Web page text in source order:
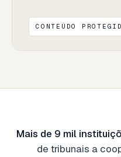
CONTEÚDO
Mais de 9 mil
de tribunais a